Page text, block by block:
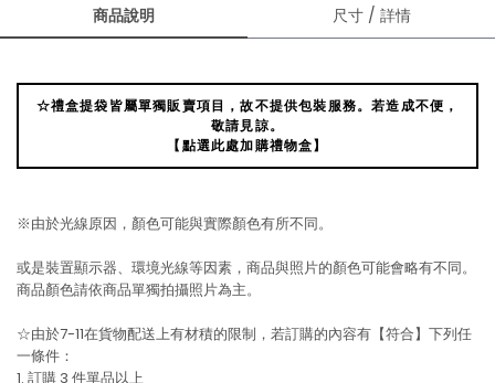
商品說明 尺寸 / 詳情
☆禮盒提袋皆屬單獨販賣項目，故不提供包裝服務。若造成不便，
敬請見諒。
【點選此處加購禮物盒】
※由於光線原因，顏色可能與實際顏色有所不同。
或是裝置顯示器、環境光線等因素，商品與照片的顏色可能會略有不同。
商品顏色請依商品單獨拍攝照片為主。
☆由於7-11在貨物配送上有材積的限制，若訂購的內容有【符合】下列任
一條件：
1. 訂購 3 件單品以上